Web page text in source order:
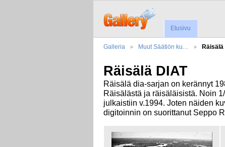
Etusivu
Galleria Muut Säätiön ku… Räisälä
Räisälä DIAT
Räisälä dia-sarjan on kerännyt
Räisälästä ja räisäläisistä. Noin
julkaistiin v.1994. Joten näiden
digitoinnin on suorittanut Seppo